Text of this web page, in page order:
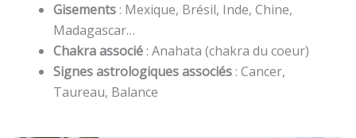
Gisements: Mexique, Brésil, Inde, Chine,
Madagascar…
Chakra associé: Anahata (chakra du coeur)
Signes astrologiques associés: Cancer,
Taureau, Balance